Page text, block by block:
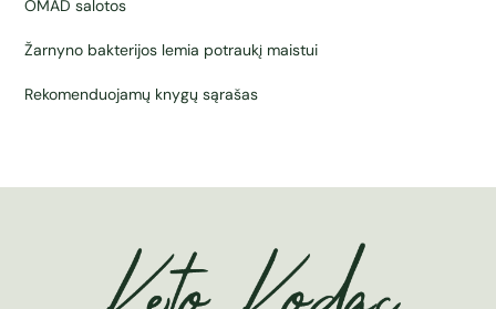
OMAD salotos
Žarnyno bakterijos lemia potraukį maistui
Rekomenduojamų knygų sąrašas